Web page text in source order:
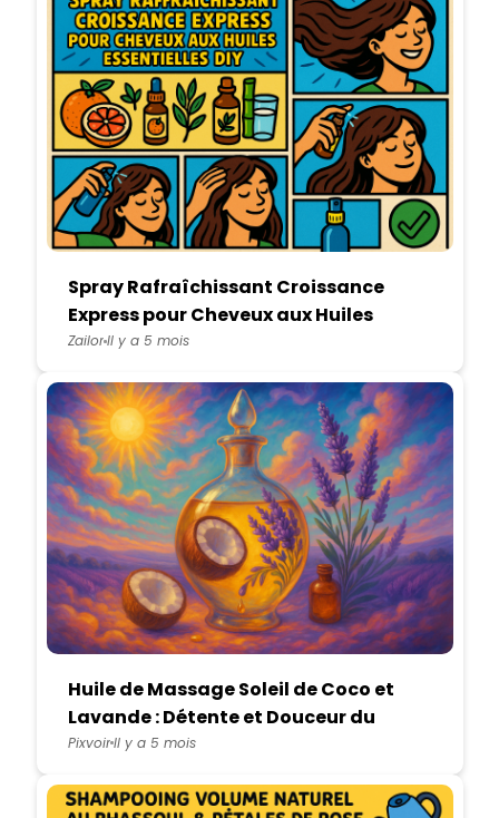
Spray Rafraîchissant Croissance
Express pour Cheveux aux Huiles
Essentielles DIY
ZailorIl y a 5 mois
Huile de Massage Soleil de Coco et
Lavande : Détente et Douceur du
Corps
PixvoirIl y a 5 mois